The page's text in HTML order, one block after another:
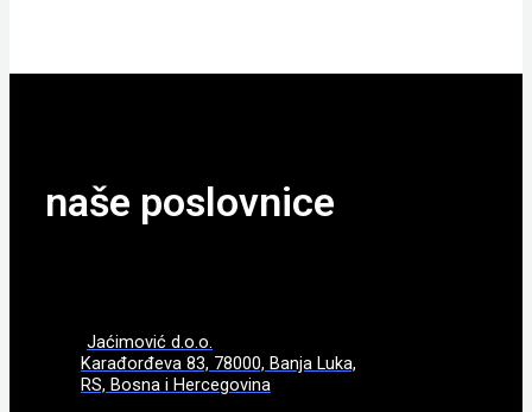
naše poslovnice
Jaćimović d.o.o.
Karađorđeva 83, 78000, Banja Luka,
RS, Bosna i Hercegovina